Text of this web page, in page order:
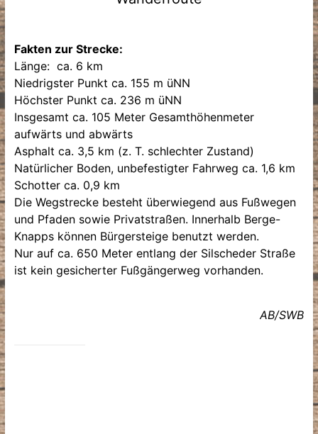
Fakten zur Strecke:
Länge: ca. 6 km
Niedrigster Punkt ca. 155 m üNN
Höchster Punkt ca. 236 m üNN
Insgesamt ca. 105 Meter Gesamthöhenmeter
aufwärts und abwärts
Asphalt ca. 3,5 km (z. T. schlechter Zustand)
Natürlicher Boden, unbefestigter Fahrweg ca. 1,6 km
Schotter ca. 0,9 km
Die Wegstrecke besteht überwiegend aus Fußwegen
und Pfaden sowie Privatstraßen. Innerhalb Berge-
Knapps können Bürgersteige benutzt werden.
Nur auf ca. 650 Meter entlang der Silscheder Straße
ist kein gesicherter Fußgängerweg vorhanden.
AB/SWB